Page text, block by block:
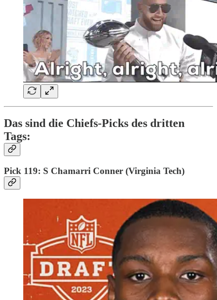
Das sind die Chiefs-Picks des dritten
Tags:
Pick 119: S Chamarri Conner (Virginia Tech)